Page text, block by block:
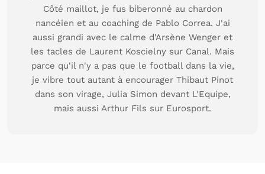
Côté maillot, je fus biberonné au chardon
nancéien et au coaching de Pablo Correa. J'ai
aussi grandi avec le calme d'Arsène Wenger et
les tacles de Laurent Koscielny sur Canal. Mais
parce qu'il n'y a pas que le football dans la vie,
je vibre tout autant à encourager Thibaut Pinot
dans son virage, Julia Simon devant L'Equipe,
mais aussi Arthur Fils sur Eurosport.